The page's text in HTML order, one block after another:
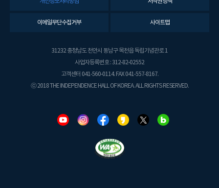
이메일무단수집거부 사이트맵
31232 충청남도 천안시 동남구 목천읍 독립기념관로 1
사업자등록번호 : 312-82-02552
고객센터 041-560-0114. FAX 041-557-8167.
ⓒ 2018 THE INDEPENDENCE HALL OF KOREA. ALL RIGHTS RESERVED.